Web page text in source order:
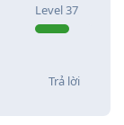
Level37
Trả lời